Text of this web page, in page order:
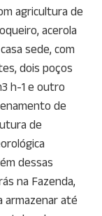
agricultura de
acerola
sede, com
dois poços
h-1 e outro
de
de
dessas
na Fazenda,
armazenar até